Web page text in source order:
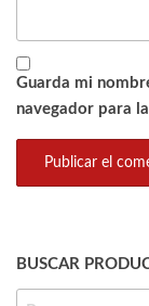
Guarda mi
navegador para
BUSCAR
BUSCAR: